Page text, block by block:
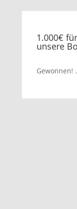
1.000€
unsere
Gewonnen!